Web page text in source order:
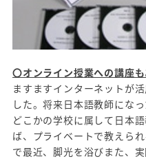
〇オンライン授業への講座も
ますますインターネットが
した。将来日本語教師にな
どこかの学校に属して日本
ば、プライベートで教えら
で最近、脚光を浴びまた、